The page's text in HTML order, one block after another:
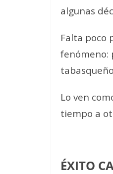
algunas
Falta poco
fenómeno:
Lo ven
tiempo a
ÉXITO